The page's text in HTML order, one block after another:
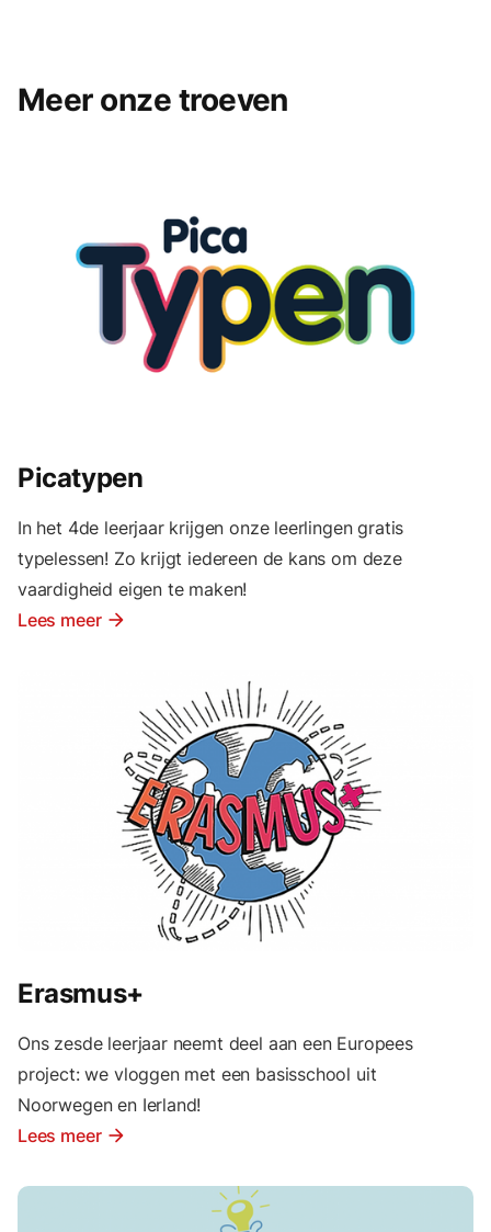
Meer onze troeven
Picatypen
In het 4de leerjaar krijgen onze leerlingen gratis
typelessen! Zo krijgt iedereen de kans om deze
vaardigheid eigen te maken!
Lees meer arrow_forward
Erasmus+
Ons zesde leerjaar neemt deel aan een Europees
project: we vloggen met een basisschool uit
Noorwegen en Ierland!
Lees meer arrow_forward